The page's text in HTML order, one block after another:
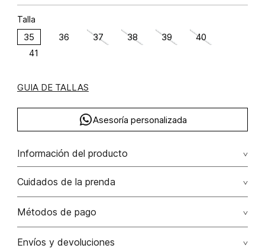
Talla
35 36 37 38 39
40
41
GUIA DE TALLAS
Asesoría personalizada
Información del producto
Tenni capellada metalizada
Cuidados de la prenda
Métodos de pago
Tarjetas de crédito: Visa, Dinners, Master Card y American
Envíos y devoluciones